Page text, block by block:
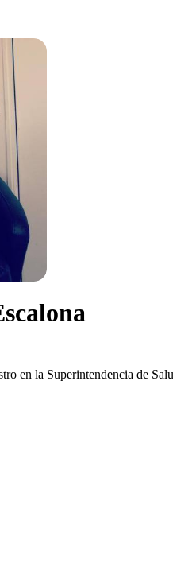
en la Superintendencia de